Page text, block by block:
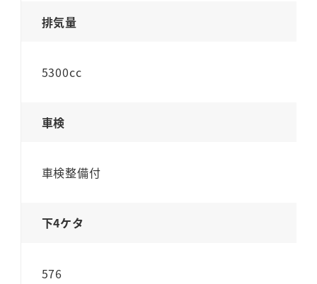
排気量
5300cc
車検
車検整備付
下4ケタ
576